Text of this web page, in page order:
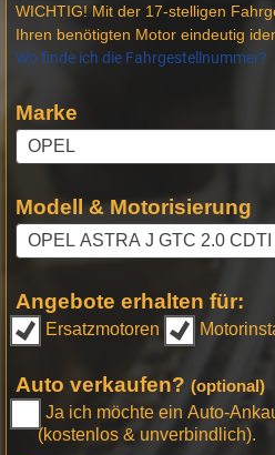
WICHTIG! Mit der 17-stelligen
Ihren benötigten Motor eindeutig
Wo finde ich die Fahrgestellnummer?
Marke
Modell & Motorisierung
Angebote erhalten für:
Ersatzmotoren
Auto verkaufen? (optional)
Ja ich möchte ein Auto-
(kostenlos & unverbindlich).